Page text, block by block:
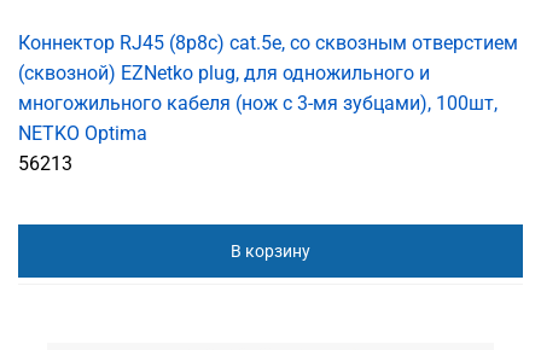
Коннектор RJ45 (8p8c) cat.5е, со сквозным отверстием
(сквозной) EZNetko plug, для одножильного и
многожильного кабеля (нож с 3-мя зубцами), 100шт,
NETKO Optima
56213
В корзину